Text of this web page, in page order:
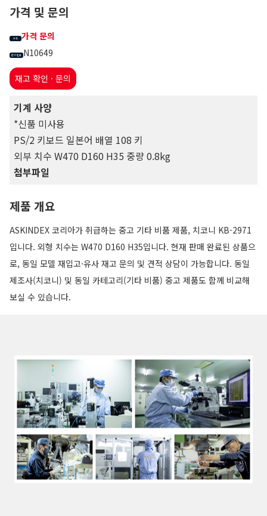
가격 및 문의
가격 가격 문의
문의 번호 N10649
재고 확인 · 문의
기계 사양
*신품 미사용
PS/2 키보드 일본어 배열 108 키
외부 치수 W470 D160 H35 중량 0.8kg
첨부파일
제품 개요
ASKINDEX 코리아가 취급하는 중고 기타 비품 제품, 치코니 KB-2971
입니다. 외형 치수는 W470 D160 H35입니다. 현재 판매 완료된 상품으
로, 동일 모델 재입고·유사 재고 문의 및 견적 상담이 가능합니다. 동일
제조사(치코니) 및 동일 카테고리(기타 비품) 중고 제품도 함께 비교해
보실 수 있습니다.